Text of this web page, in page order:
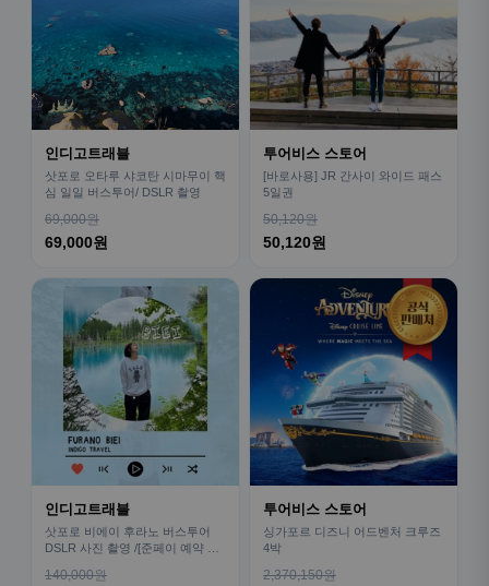
인디고트래블
삿포로 오타루 샤코탄 시마무이 핵
심 일일 버스투어/ DSLR 촬영
69,000원
69,000원
투어비스 스토어
[바로사용] JR 간사이 와이드 패스
5일권
50,120원
50,120원
인디고트래블
삿포로 비에이 후라노 버스투어
DSLR 사진 촬영 /[준페이 예약 식
140,000원
투어비스 스토어
싱가포르 디즈니 어드벤처 크루즈
4박
2,370,150원